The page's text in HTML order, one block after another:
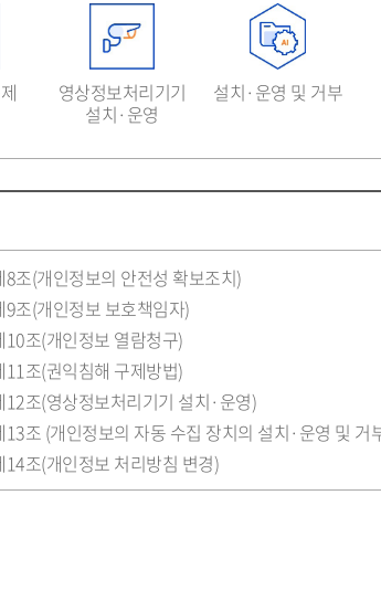
영상정보처리기기
설치·운영
설치·운영 및 거부
8조(개인정보의 안전성 확보조치)
9조(개인정보 보호책임자)
10조(개인정보 열람청구)
11조(권익침해 구제방법)
12조(영상정보처리기기 설치·운영)
13조 (개인정보의 자동 수집 장치의 설치·운영 및 거
14조(개인정보 처리방침 변경)